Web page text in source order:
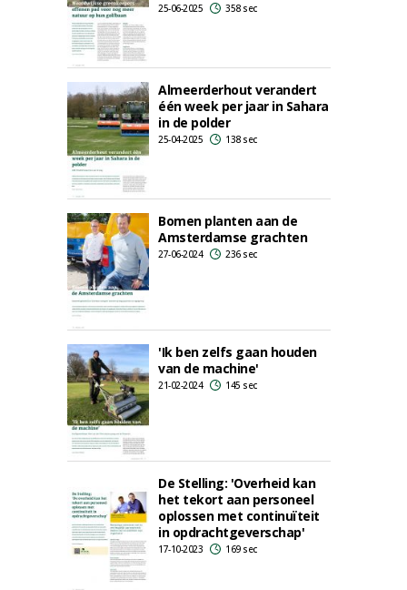
25-06-2025 358 sec
Almeerderhout verandert
één week per jaar in Sahara
in de polder
25-04-2025 138 sec
Bomen planten aan de
Amsterdamse grachten
27-06-2024 236 sec
'Ik ben zelfs gaan houden
van de machine'
21-02-2024 145 sec
De Stelling: 'Overheid kan
het tekort aan personeel
oplossen met continuïteit
in opdrachtgeverschap'
17-10-2023 169 sec